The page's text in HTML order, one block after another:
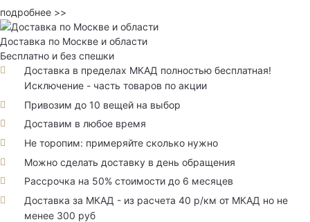
подробнее >>
Доставка по Москве и области
Бесплатно и без спешки
Доставка в пределах МКАД полностью бесплатная!
Исключение - часть товаров по акции
Привозим до 10 вещей на выбор
Доставим в любое время
Не торопим: примеряйте сколько нужно
Можно сделать доставку в день обращения
Рассрочка на 50% стоимости до 6 месяцев
Доставка за МКАД - из расчета 40 р/км от МКАД но не
менее 300 руб